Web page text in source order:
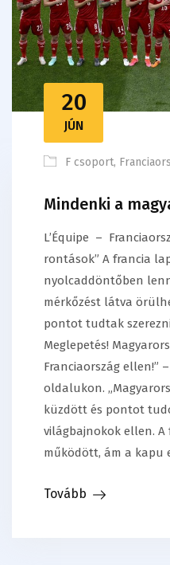
20
JÚN
F csoport,
Mindenki a
L’Équipe –
rontások” A francia
nyolcaddöntőben
mérkőzést látva
pontot tudtak
Meglepetés!
Franciaország ellen!”
oldalukon.
küzdött és pontot
világbajnokok ellen.
működött, ám a kapu
Tovább